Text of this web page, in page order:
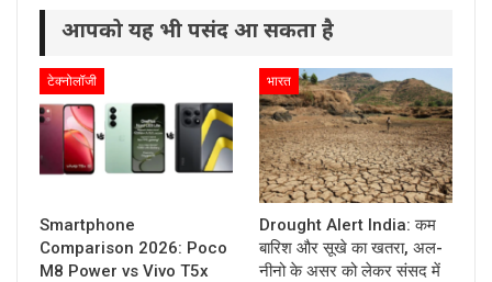
आपको यह भी पसंद आ सकता है
टेक्नोलॉजी
Smartphone
Comparison 2026: Poco
M8 Power vs Vivo T5x
भारत
Drought Alert India: कम
बारिश और सूखे का खतरा, अल-
नीनो के असर को लेकर संसद में